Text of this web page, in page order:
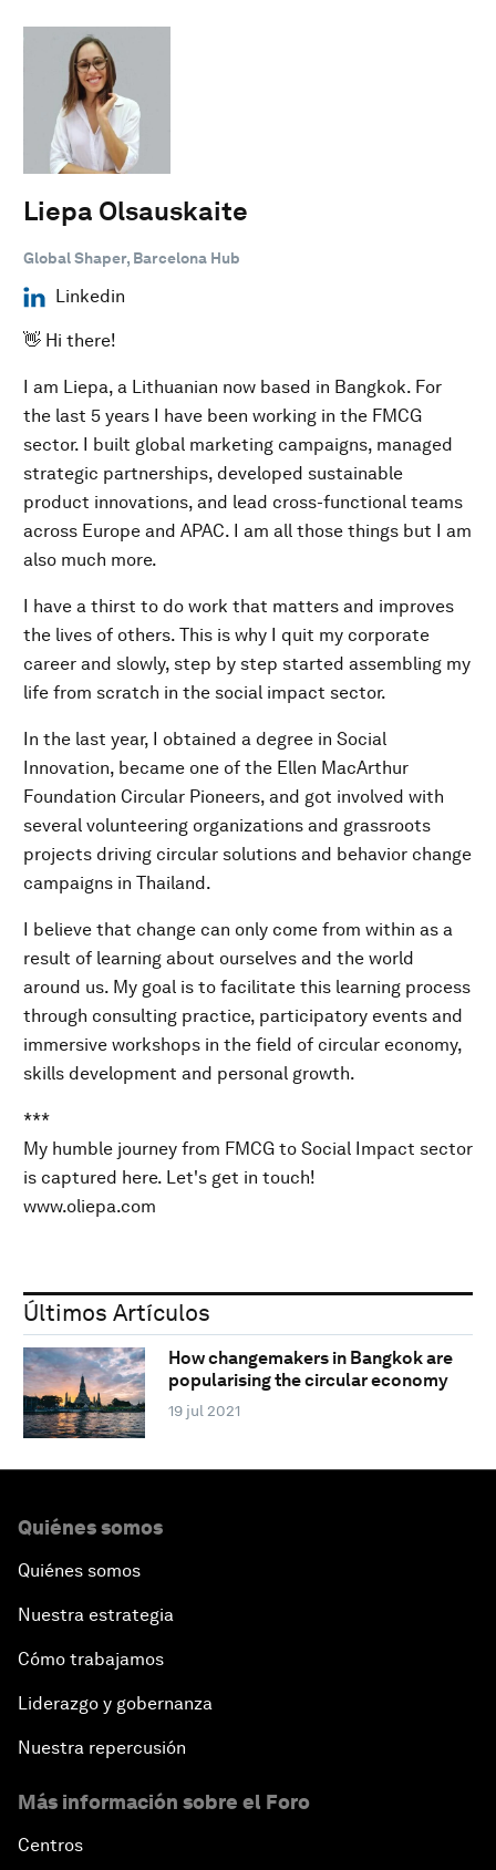
Liepa Olsauskaite
Global Shaper, Barcelona Hub
Linkedin
👋 Hi there!
I am Liepa, a Lithuanian now based in Bangkok. For
the last 5 years I have been working in the FMCG
sector. I built global marketing campaigns, managed
strategic partnerships, developed sustainable
product innovations, and lead cross-functional teams
across Europe and APAC. I am all those things but I am
also much more.
I have a thirst to do work that matters and improves
the lives of others. This is why I quit my corporate
career and slowly, step by step started assembling my
life from scratch in the social impact sector.
In the last year, I obtained a degree in Social
Innovation, became one of the Ellen MacArthur
Foundation Circular Pioneers, and got involved with
several volunteering organizations and grassroots
projects driving circular solutions and behavior change
campaigns in Thailand.
I believe that change can only come from within as a
result of learning about ourselves and the world
around us. My goal is to facilitate this learning process
through consulting practice, participatory events and
immersive workshops in the field of circular economy,
skills development and personal growth.
***
My humble journey from FMCG to Social Impact sector
is captured here. Let's get in touch!
www.oliepa.com
Últimos Artículos
How changemakers in Bangkok are
popularising the circular economy
19 jul 2021
Quiénes somos
Quiénes somos
Nuestra estrategia
Cómo trabajamos
Liderazgo y gobernanza
Nuestra repercusión
Más información sobre el Foro
Centros